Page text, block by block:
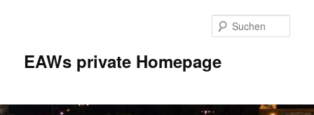
EAWs private Homepage